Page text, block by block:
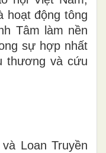
hoạt động tông
Tâm làm nền
sự hợp nhất
thương và cứu
Loan Truyền